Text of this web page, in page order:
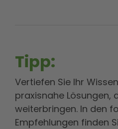
Tipp:
Vertiefen Sie Ihr
praxisnahe Lösungen,
weiterbringen. In den
Empfehlungen finden